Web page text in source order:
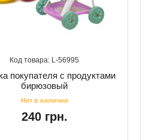
56995
покупателя с продуктами
бирюзовый
240 грн.